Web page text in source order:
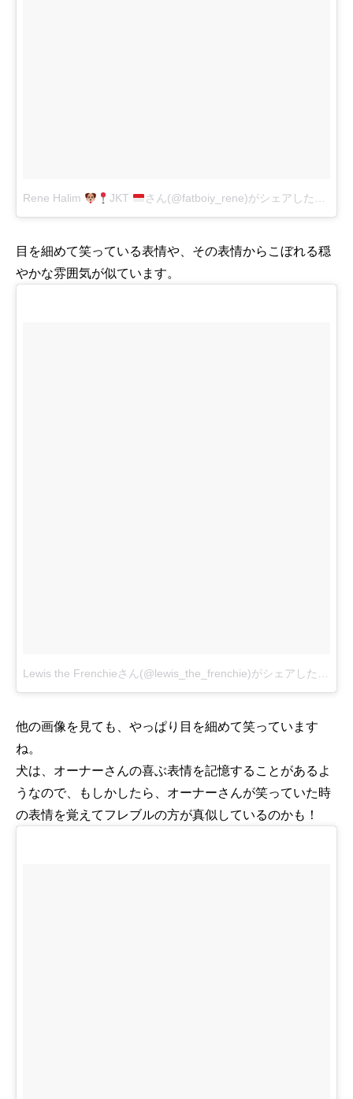
Rene Halim JKT さん(@fatboiy_rene)がシェアした投稿
目を細めて笑っている表情や、その表情からこぼれる穏
やかな雰囲気が似ています。
他の画像を見ても、やっぱり目を細めて笑っています
ね。
犬は、オーナーさんの喜ぶ表情を記憶することがあるよ
うなので、もしかしたら、オーナーさんが笑っていた時
の表情を覚えてフレブルの方が真似しているのかも！